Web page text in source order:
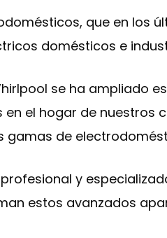
que en los
domésticos e
se ha ampliado
el hogar de nuestros
gamas de
y
estos avanzados